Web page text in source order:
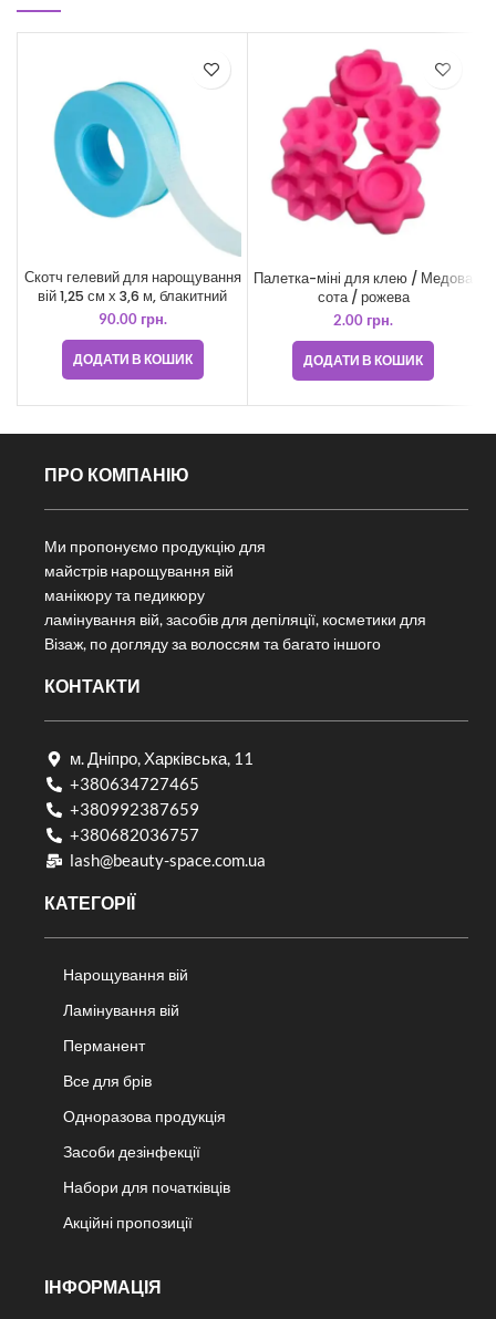
Скотч гелевий для нарощування
вій 1,25 см х 3,6 м, блакитний
90.00 грн.
ДОДАТИ В КОШИК
Палетка-міні для клею / Медова
сота / рожева
2.00 грн.
ДОДАТИ В КОШИК
ПРО КОМПАНІЮ
Ми пропонуємо продукцію для
майстрів нарощування вій
манікюру та педикюру
ламінування вій, засобів для депіляції, косметики для
Візаж, по догляду за волоссям та багато іншого
КОНТАКТИ
м. Дніпро, Харківська, 11
+380634727465
+380992387659
+380682036757​
lash@beauty-space.com.ua
КАТЕГОРІЇ
Нарощування вій
Ламінування вій
Перманент
Все для брів
Одноразова продукція
Засоби дезінфекції
Набори для початківців
Акційні пропозиції
ІНФОРМАЦІЯ